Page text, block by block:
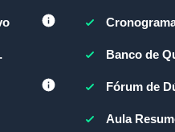
Banco de
Fórum de
Aula